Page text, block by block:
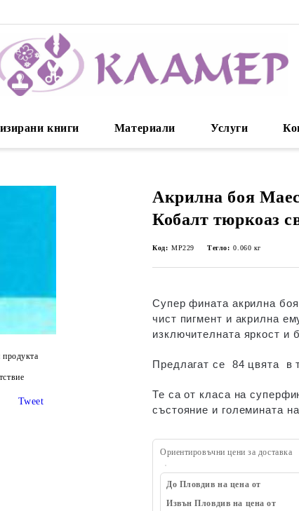
книги Материали Услуги
Акрилна боя
Кобалт тюркоаз
Код: MP229 Тегло: 0.060 кг
Супер фината акрилна
чист пигмент и акрилна
изключителната яркост и
Предлагат се 84 цвята в
Те са от класа на
състояние и големината
Ориентировъчни цени за доставка
До Пловдив на цена от
Извън Пловдив на цена от
Tweet